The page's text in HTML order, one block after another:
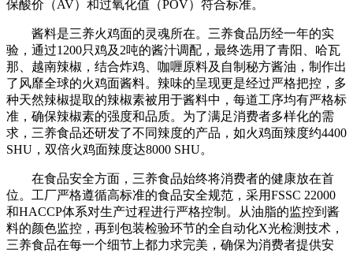
保酸价（AV）和过氧化值（POV）符合标准。
酱料是三养火鸡面的灵魂所在。三养食品历经一年的实
验，通过1200只鸡及2吨的酱汁调配，最终选用了青阳、哈瓦
那、越南辣椒，结合炸鸡、咖喱原料及自制秘方酱油，制作出
了风靡全球的火鸡面酱料。辣味的呈现更是经过严格把控，多
种天然辣椒提取的辣椒素被用于酱料中，每道工序均有严格标
准，确保辣椒素的强度和品质。为了满足消费者多样化的需
求，三养食品还研发了不同辣度的产品，如火鸡面辣度约4400
SHU，双倍火鸡面辣度达8000 SHU。
在食品安全方面，三养食品始终将消费者的健康放在首
位。工厂严格遵循高标准的食品安全规范，采用FSSC 22000
和HACCP体系对生产过程进行严格控制。从油脂的监控到酱
料的颜色监控，再到包装检验环节的全自动化X光检测技术，
三养食品在每一个细节上都力求完美，确保为消费者提供安